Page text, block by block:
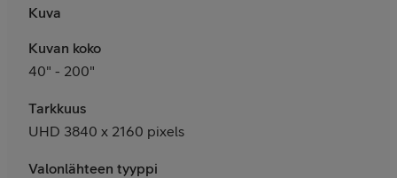
Kuva
Kuvan koko
40" - 200"
Tarkkuus
UHD 3840 x 2160 pixels
Valonlähteen tyyppi